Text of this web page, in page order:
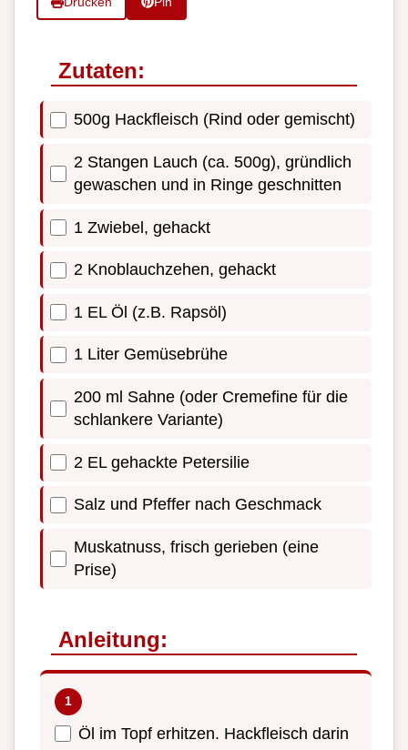
Zutaten:
500g Hackfleisch (Rind oder gemischt)
2 Stangen Lauch (ca. 500g), gründlich
gewaschen und in Ringe geschnitten
1 Zwiebel, gehackt
2 Knoblauchzehen, gehackt
1 EL Öl (z.B. Rapsöl)
1 Liter Gemüsebrühe
200 ml Sahne (oder Cremefine für die
schlankere Variante)
2 EL gehackte Petersilie
Salz und Pfeffer nach Geschmack
Muskatnuss, frisch gerieben (eine
Prise)
Anleitung:
Öl im Topf erhitzen. Hackfleisch darin